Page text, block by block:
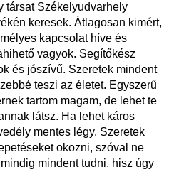
társat Székelyudvarhely
keresek. Átlagosan kimért,
kapcsolat híve és
vagyok. Segítőkész
és jószívű. Szeretek mindent
teszi az életet. Egyszerű
tartom magam, de lehet te
látsz. Ha lehet káros
mentes légy. Szeretek
okozni, szóval ne
mindent tudni, hisz úgy